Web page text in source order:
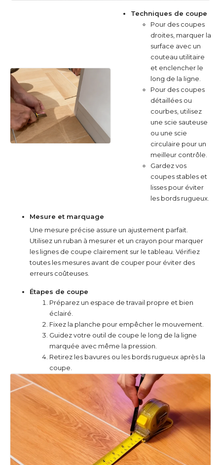
Techniques de coupe
Pour des coupes
droites, marquer la
surface avec un
couteau utilitaire
et enclencher le
long de la ligne.
Pour des coupes
détaillées ou
courbes, utilisez
une scie sauteuse
ou une scie
circulaire pour un
meilleur contrôle.
Gardez vos
coupes stables et
lisses pour éviter
les bords rugueux.
Mesure et marquage
Une mesure précise assure un ajustement parfait.
Utilisez un ruban à mesurer et un crayon pour marquer
les lignes de coupe clairement sur le tableau. Vérifiez
toutes les mesures avant de couper pour éviter des
erreurs coûteuses.
Étapes de coupe
Préparez un espace de travail propre et bien
éclairé.
Fixez la planche pour empêcher le mouvement.
Guidez votre outil de coupe le long de la ligne
marquée avec même la pression.
Retirez les bavures ou les bords rugueux après la
coupe.